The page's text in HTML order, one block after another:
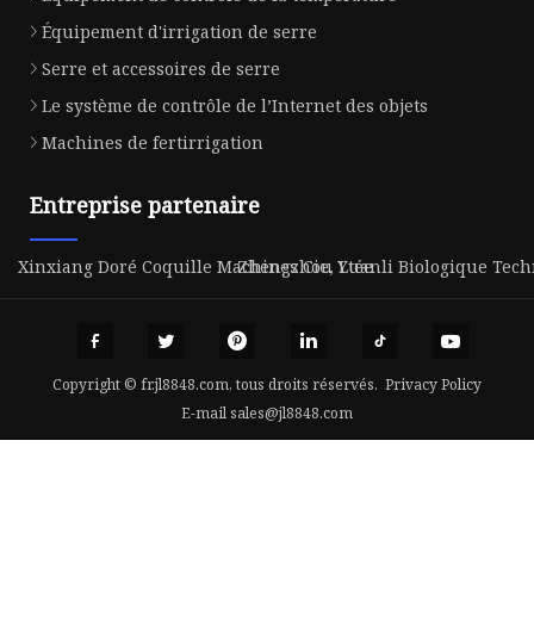
Équipement d'irrigation de serre
Serre et accessoires de serre
Le système de contrôle de l’Internet des objets
Machines de fertirrigation
Entreprise partenaire
Xinxiang Doré Coquille Machines Cie, Ltée
Zhengzhou Yuanli Biologique
Copyright © fr.jl8848.com, tous droits réservés. Privacy Policy
E-mail sales@jl8848.com